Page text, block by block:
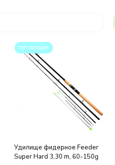
покупателей
топ продаж
Удилище фидерное Feeder
Super Hard 3,30 m, 60-150g